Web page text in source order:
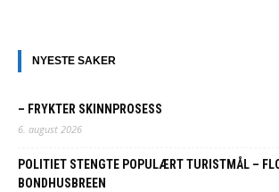
NYESTE SAKER
– FRYKTER SKINNPROSESS
6. august 2026
POLITIET STENGTE POPULÆRT TURISTMÅL –
BONDHUSBREEN